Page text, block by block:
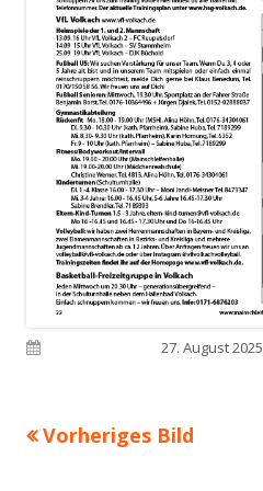
Veröffentlicht am27. August 2025
Vorheriges Bild